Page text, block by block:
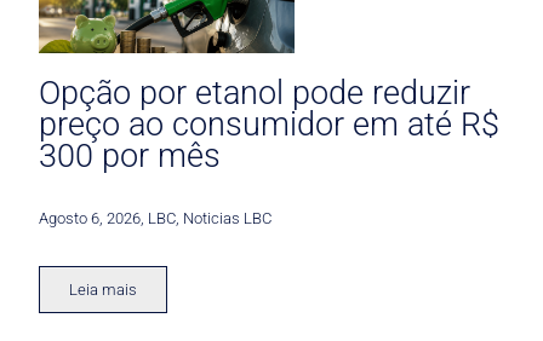
Opção por etanol pode reduzir
preço ao consumidor em até R$
300 por mês
Agosto 6, 2026 LBC Noticias LBC
Leia mais